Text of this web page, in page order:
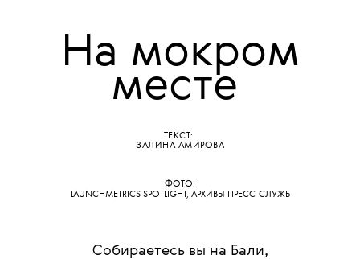
На мокром
месте
ТЕКСТ:
ЗАЛИНА АМИРОВА
ФОТО:
LAUNCHMETRICS SPOTLIGHT, АРХИВЫ ПРЕСС-СЛУЖБ
Собираетесь вы на Бали,